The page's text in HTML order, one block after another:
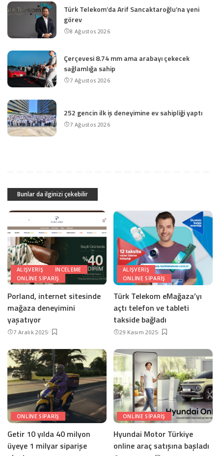
Türk Telekom’da Arif Sancaktaroğlu’na yeni
görev
8 Ağustos 2026
Çerçevesi 8.74 mm ama arabayı çekecek
sağlamlığa sahip
7 Ağustos 2026
252 gencin ilk iş deneyimine ev sahipliği yaptı
7 Ağustos 2026
Bunlar da ilginizi çekebilir
ALIŞVERIŞ
INCELEME
ONLINE SIPARIŞ
Porland, internet sitesinde
mağaza deneyimini
yaşatıyor
7 Aralık 2025
ALIŞVERIŞ
ONLINE SIPARIŞ
Türk Telekom eMağaza’yı
açtı telefon ve tableti
takside bağladı
29 Kasım 2025
ONLINE SIPARIŞ
Getir 10 yılda 40 milyon
üyeye 1 milyar siparişe
ONLINE SIPARIŞ
Hyundai Motor Türkiye
online araç satışına başladı